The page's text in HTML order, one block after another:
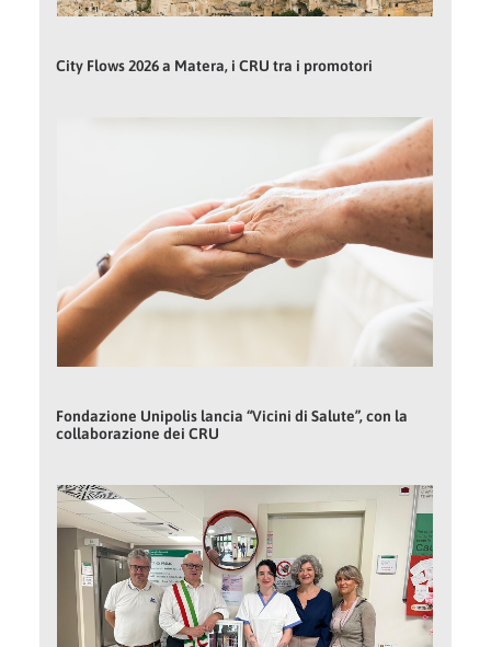
City Flows 2026 a Matera, i CRU tra i promotori
Fondazione Unipolis lancia “Vicini di Salute”, con la
collaborazione dei CRU